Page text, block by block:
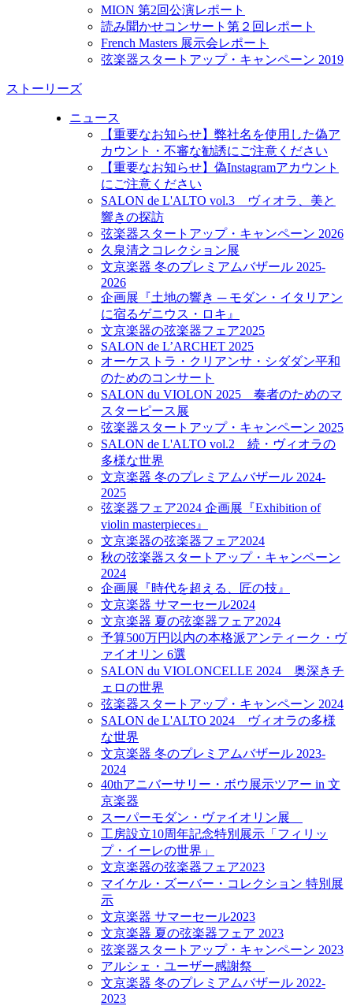
MION 第2回公演レポート
読み聞かせコンサート第２回レポート
French Masters 展示会レポート
弦楽器スタートアップ・キャンペーン 2019
ストーリーズ
ニュース
【重要なお知らせ】弊社名を使用した偽ア
カウント・不審な勧誘にご注意ください
【重要なお知らせ】偽Instagramアカウント
にご注意ください
SALON de L'ALTO vol.3 ヴィオラ、美と
響きの探訪
弦楽器スタートアップ・キャンペーン 2026
久泉清之コレクション展
文京楽器 冬のプレミアムバザール 2025-
2026
企画展『土地の響き ─ モダン・イタリアン
に宿るゲニウス・ロキ』
文京楽器の弦楽器フェア2025
SALON de L’ARCHET 2025
オーケストラ・クリアンサ・シダダン平和
のためのコンサート
SALON du VIOLON 2025 奏者のためのマ
スターピース展
弦楽器スタートアップ・キャンペーン 2025
SALON de L'ALTO vol.2 続・ヴィオラの
多様な世界
文京楽器 冬のプレミアムバザール 2024-
2025
弦楽器フェア2024 企画展『Exhibition of
violin masterpieces』
文京楽器の弦楽器フェア2024
秋の弦楽器スタートアップ・キャンペーン
2024
企画展『時代を超える、匠の技』
文京楽器 サマーセール2024
文京楽器 夏の弦楽器フェア2024
予算500万円以内の本格派アンティーク・ヴ
ァイオリン 6選
SALON du VIOLONCELLE 2024 奥深きチ
ェロの世界
弦楽器スタートアップ・キャンペーン 2024
SALON de L'ALTO 2024 ヴィオラの多様
な世界
文京楽器 冬のプレミアムバザール 2023-
2024
40thアニバーサリー・ボウ展示ツアー in 文
京楽器
スーパーモダン・ヴァイオリン展
工房設立10周年記念特別展示「フィリッ
プ・イーレの世界」
文京楽器の弦楽器フェア2023
マイケル・ズーバー・コレクション 特別展
示
文京楽器 サマーセール2023
文京楽器 夏の弦楽器フェア 2023
弦楽器スタートアップ・キャンペーン 2023
アルシェ・ユーザー感謝祭
文京楽器 冬のプレミアムバザール 2022-
2023